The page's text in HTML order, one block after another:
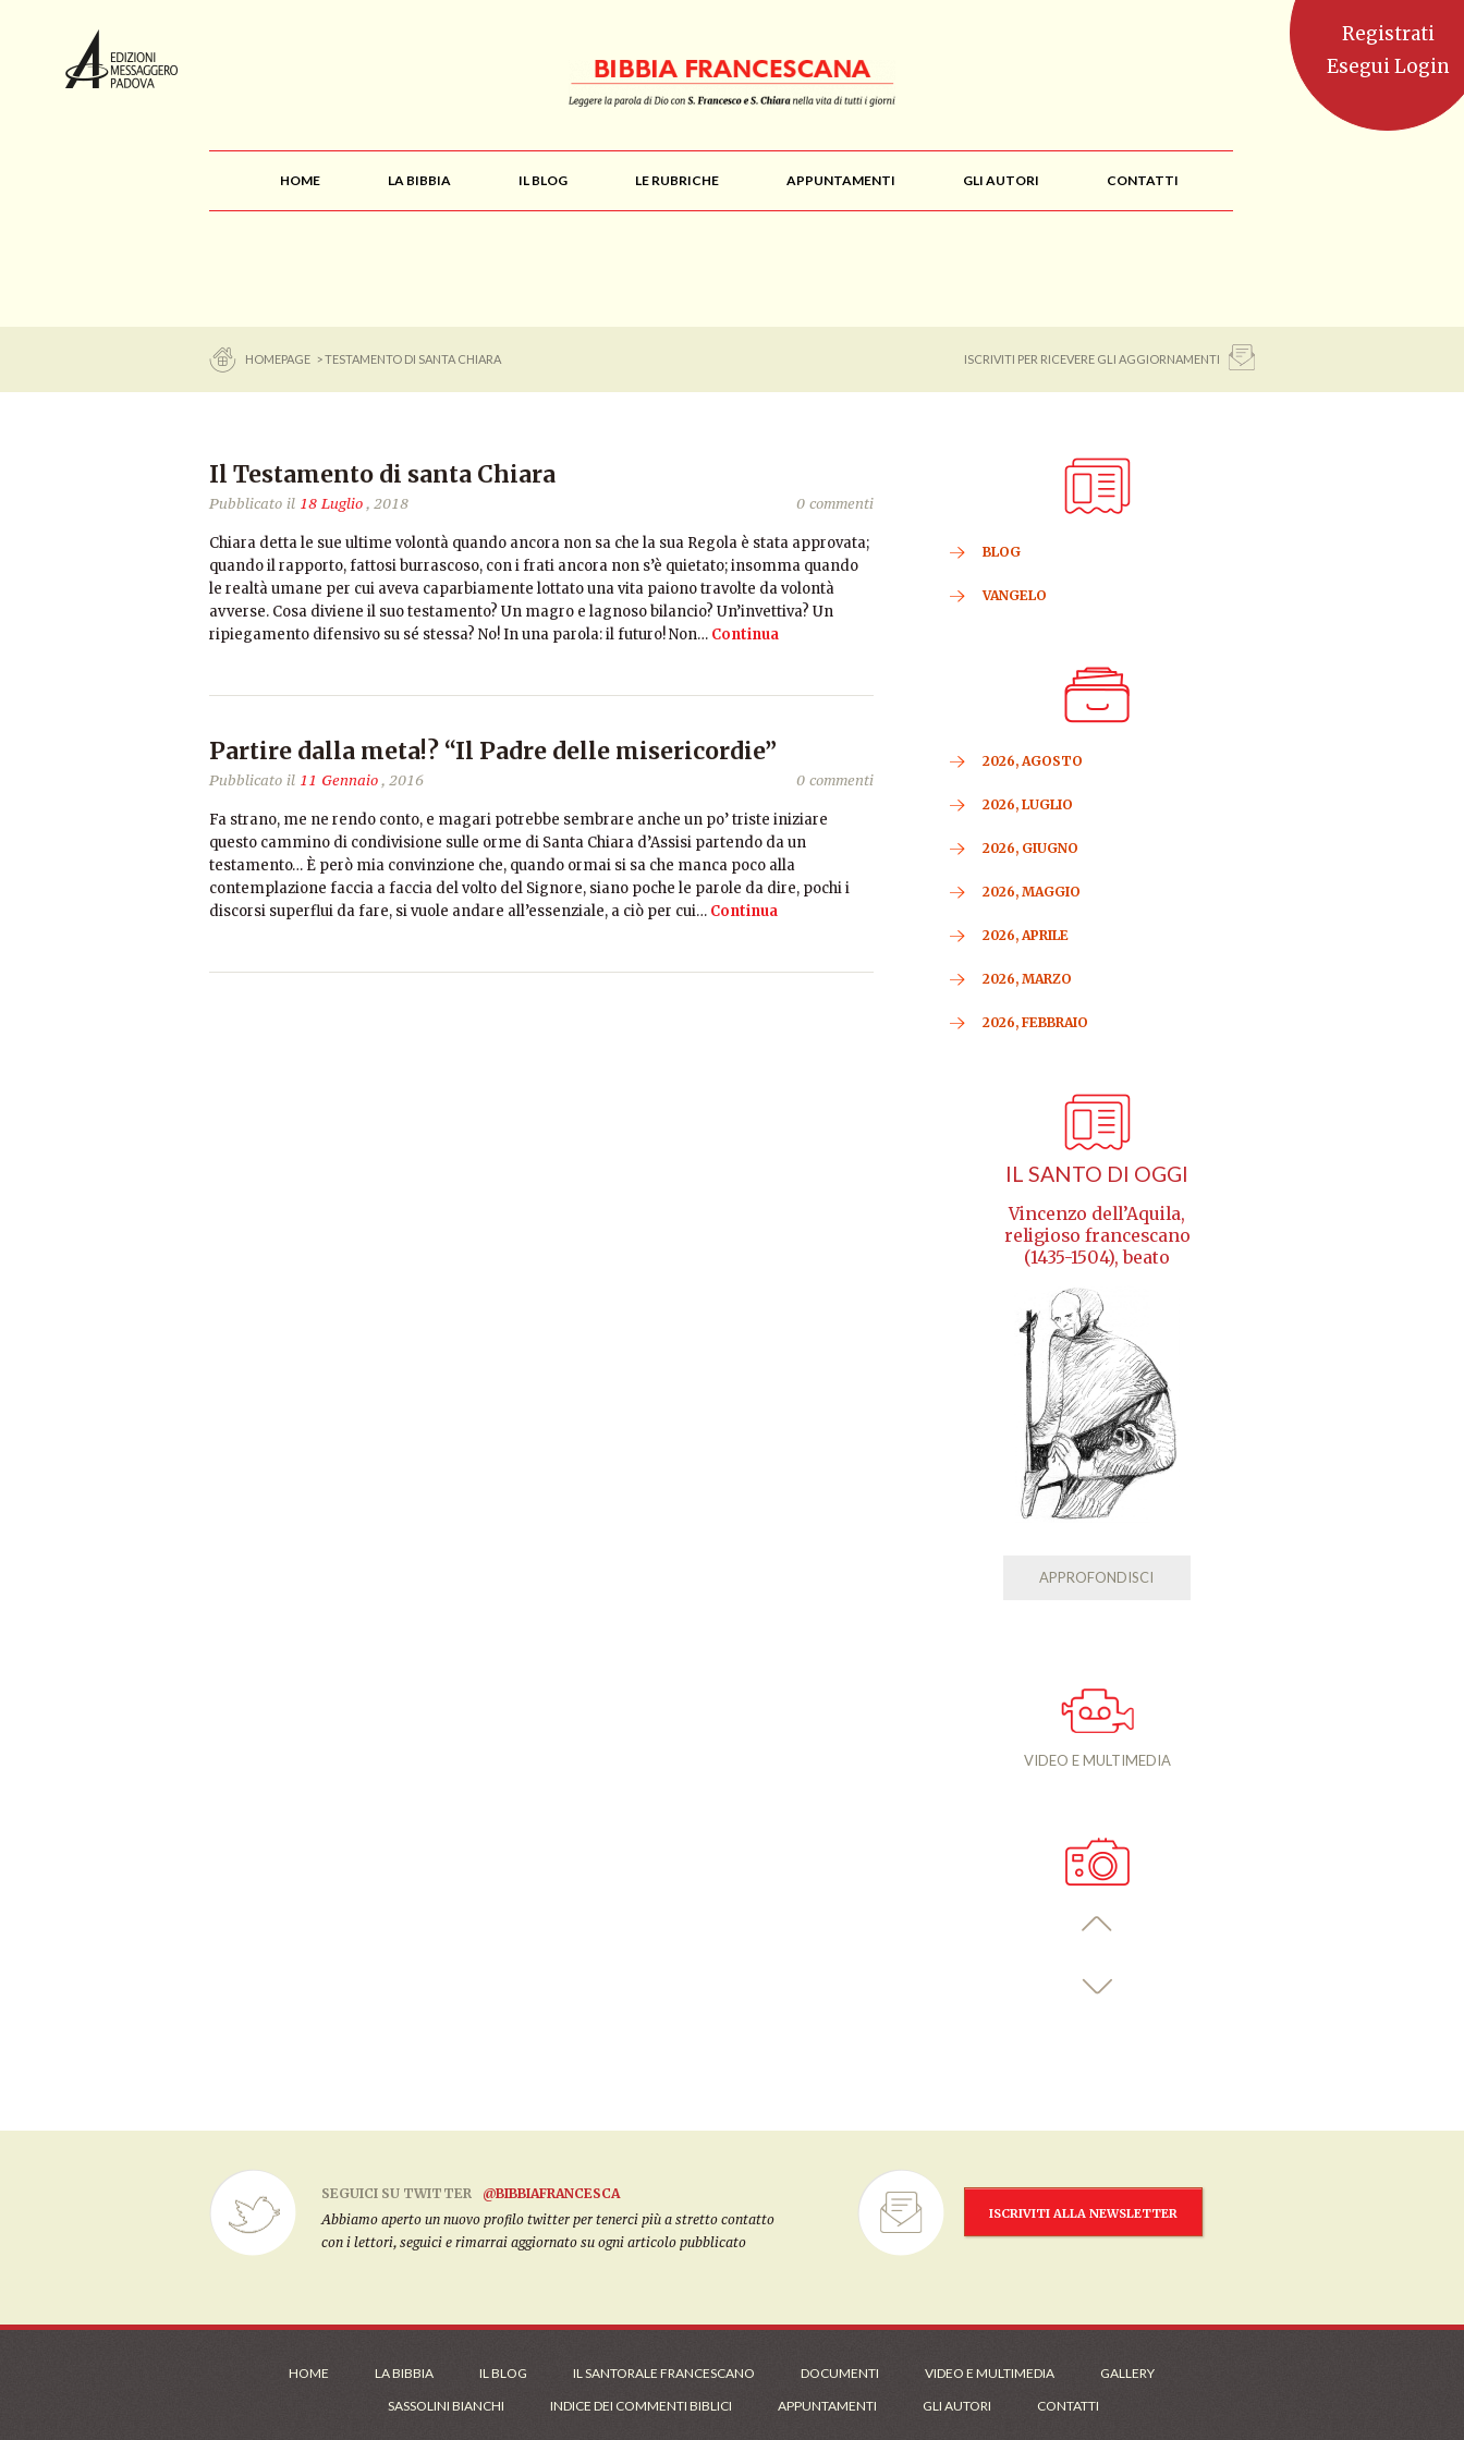
HOME LA BIBBIA IL BLOG LE RUBRICHE APPUNTAMENTI GLI AUTORI CONTATTI
HOMEPAGE > TESTAMENTO DI SANTA CHIARA ISCRIVITI PER RICEVERE GLI AGGIORNAMENTI
Il Testamento di santa Chiara
Pubblicato il 18 Luglio, 2018 0 commenti
Chiara detta le sue ultime volontà quando ancora non sa che la sua Regola è stata approvata;
quando il rapporto, fattosi burrascoso, con i frati ancora non s’è quietato; insomma quando
le realtà umane per cui aveva caparbiamente lottato una vita paiono travolte da volontà
avverse. Cosa diviene il suo testamento? Un magro e lagnoso bilancio? Un’invettiva? Un
ripiegamento difensivo su sé stessa? No! In una parola: il futuro! Non… Continua
Partire dalla meta!? “Il Padre delle misericordie”
Pubblicato il 11 Gennaio, 2016 0 commenti
Fa strano, me ne rendo conto, e magari potrebbe sembrare anche un po’ triste iniziare
questo cammino di condivisione sulle orme di Santa Chiara d’Assisi partendo da un
testamento… È però mia convinzione che, quando ormai si sa che manca poco alla
contemplazione faccia a faccia del volto del Signore, siano poche le parole da dire, pochi i
discorsi superflui da fare, si vuole andare all’essenziale, a ciò per cui… Continua
BLOG
VANGELO
2026, AGOSTO
2026, LUGLIO
2026, GIUGNO
2026, MAGGIO
2026, APRILE
2026, MARZO
2026, FEBBRAIO
IL SANTO DI OGGI
Vincenzo dell’Aquila,
religioso francescano
(1435-1504), beato
APPROFONDISCI
VIDEO E MULTIMEDIA
SEGUICI SU TWITTER
@BIBBIAFRANCESCA
Abbiamo aperto un nuovo profilo twitter per tenerci più a stretto contatto
con i lettori, seguici e rimarrai aggiornato su ogni articolo pubblicato
ISCRIVITI ALLA NEWSLETTER
HOME LA BIBBIA IL BLOG IL SANTORALE FRANCESCANO DOCUMENTI VIDEO E MULTIMEDIA
GALLERY
SASSOLINI BIANCHI
INDICE DEI COMMENTI BIBLICI APPUNTAMENTI GLI AUTORI CONTATTI
Registrati
Esegui Login